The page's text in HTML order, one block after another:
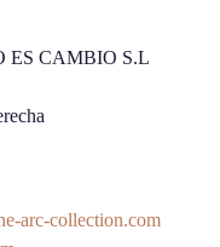
ES CAMBIO S.L
arc-collection.com